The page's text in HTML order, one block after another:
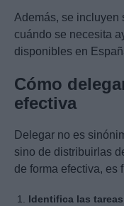
Además, se incluyen
cuándo se necesita
disponibles en
Cómo
efectiva
Delegar no es
sino de distribuirlas
de forma efectiva, es
Identifica las tareas